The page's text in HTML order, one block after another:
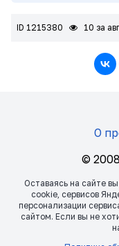
ID 1215380 10 за
О
©
Оставаясь на сайте
сookie, сервисов
персонализации
сайтом. Если вы не